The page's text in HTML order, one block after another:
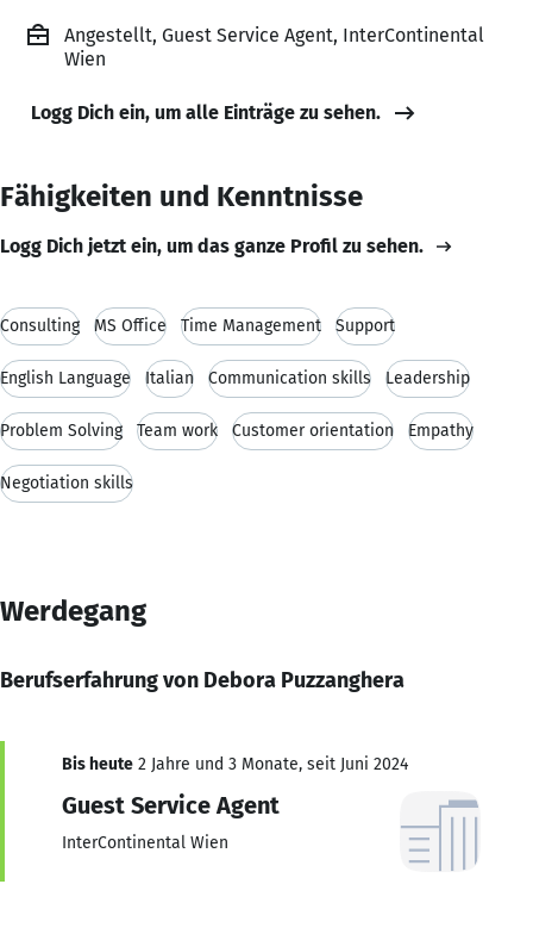
Angestellt, Guest Service Agent, InterContinental
Wien
Logg Dich ein, um alle Einträge zu sehen.
Fähigkeiten und Kenntnisse
Logg Dich jetzt ein, um das ganze Profil zu sehen.
Consulting MS Office Time Management Support
English Language Italian Communication skills Leadership
Problem Solving Team work Customer orientation Empathy
Negotiation skills
Werdegang
Berufserfahrung von Debora Puzzanghera
Bis heute 2 Jahre und 3 Monate, seit Juni 2024
Guest Service Agent
InterContinental Wien